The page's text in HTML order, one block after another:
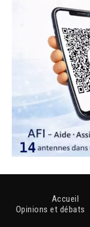
Accueil
Opinions et débats